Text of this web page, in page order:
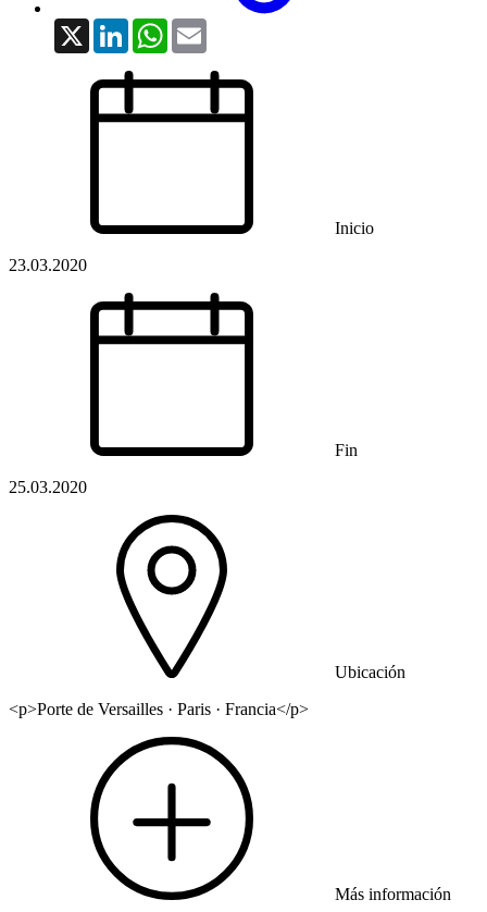
X LinkedInWhatsApp
Inicio
23.03.2020
Fin
25.03.2020
Ubicación
<p>Porte de Versailles · Paris · Francia</p>
Más información